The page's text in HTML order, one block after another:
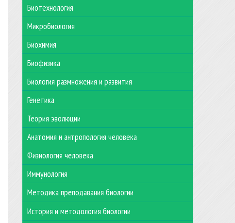
Биотехнология
Микробиология
Биохимия
Биофизика
Биология размножения и развития
Генетика
Теория эволюции
Анатомия и антропология человека
Физиология человека
Иммунология
Методика преподавания биологии
История и методология биологии